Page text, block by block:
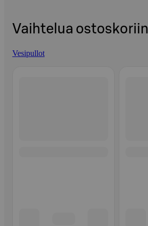
Vaihtelua ostoskoriin
Vesipullot